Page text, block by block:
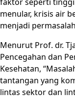
menular, krisis air
menjadi
Menurut Prof. dr.
Pencegahan dan
Kesehatan,
tantangan yang
lintas sektor dan